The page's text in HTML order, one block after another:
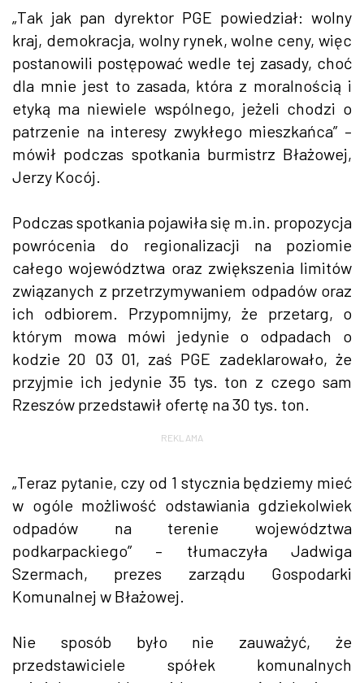
„Tak jak pan dyrektor PGE powiedział: wolny
kraj, demokracja, wolny rynek, wolne ceny, więc
postanowili postępować wedle tej zasady, choć
dla mnie jest to zasada, która z moralnością i
etyką ma niewiele wspólnego, jeżeli chodzi o
patrzenie na interesy zwykłego mieszkańca” –
mówił podczas spotkania burmistrz Błażowej,
Jerzy Kocój.
Podczas spotkania pojawiła się m.in. propozycja
powrócenia do regionalizacji na poziomie
całego województwa oraz zwiększenia limitów
związanych z przetrzymywaniem odpadów oraz
ich odbiorem. Przypomnijmy, że przetarg, o
którym mowa mówi jedynie o odpadach o
kodzie 20 03 01, zaś PGE zadeklarowało, że
przyjmie ich jedynie 35 tys. ton z czego sam
Rzeszów przedstawił ofertę na 30 tys. ton.
REKLAMA
„Teraz pytanie, czy od 1 stycznia będziemy mieć
w ogóle możliwość odstawiania gdziekolwiek
odpadów na terenie województwa
podkarpackiego” – tłumaczyła Jadwiga
Szermach, prezes zarządu Gospodarki
Komunalnej w Błażowej.
Nie sposób było nie zauważyć, że
przedstawiciele spółek komunalnych